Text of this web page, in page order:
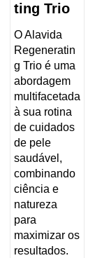
ting Trio
O Alavida
Regeneratin
g Trio é uma
abordagem
multifacetada
à sua rotina
de cuidados
de pele
saudável,
combinando
ciência e
natureza
para
maximizar os
resultados.